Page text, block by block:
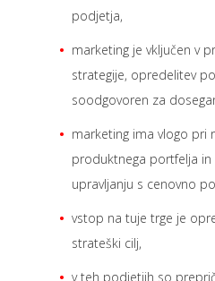
podjetja,
marketing je vključen v
strategije, opredelitev
soodgovoren za
marketing ima vlogo pri
produktnega portfelja
upravljanju s cenovno
vstop na tuje trge je
strateški cilj,
v teh podjetjih so